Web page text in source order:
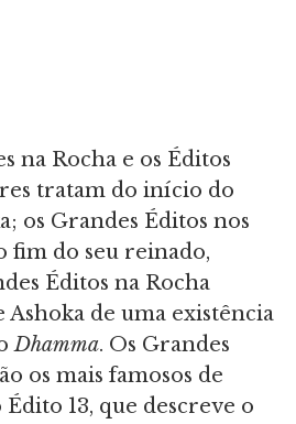
na Rocha e os Éditos
tratam do início do
os Grandes Éditos nos
fim do seu reinado,
Éditos na Rocha
Ashoka de uma existência
Dhamma. Os Grandes
os mais famosos de
13, que descreve o